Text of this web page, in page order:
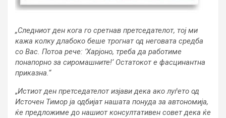
„Следниот ден кога го сретнав претседателот, тој ми
кажа колку длабоко беше трогнат од неговата средба
со Вас. Потоа рече: ’Харјоно, треба да работиме
понапорно за сиромашните!‘ Остатокот е фасцинантна
приказна.“
„Истиот ден претседателот изјави дека ако луѓето од
Источен Тимор ја одбијат нашата понуда за автономија,
ќе предложиме до нашиот консултативен совет дека ќе